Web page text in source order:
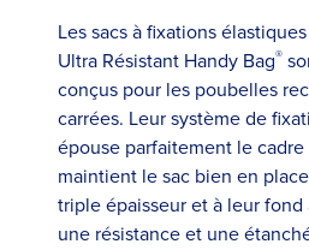
Les sacs à fixations
Ultra Résistant Handy Bag®
conçus pour les poubelles
carrées. Leur système de
épouse parfaitement le
maintient le sac bien en
triple épaisseur et à leur
une résistance et une